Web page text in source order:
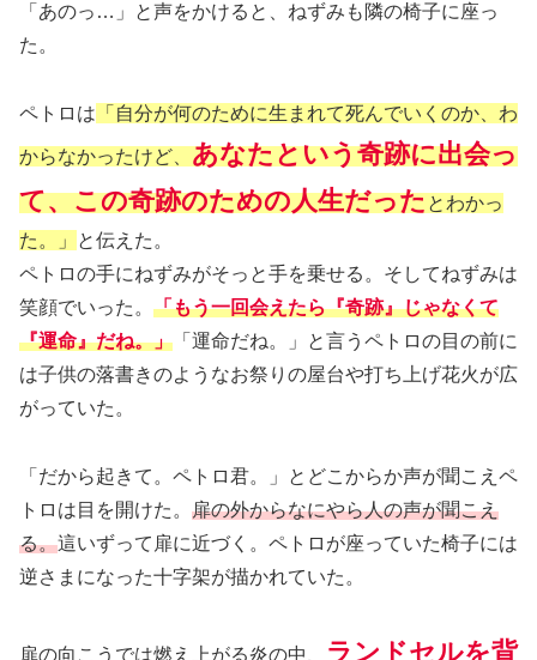
「あのっ…」と声をかけると、ねずみも隣の椅子に座っ
た。
ペトロは 「自分が何のために生まれて死んでいくのか、わ
からなかったけど、 あなたという奇跡に出会っ
て、この奇跡のための人生だったとわかっ
た。」
と伝えた。
ペトロの手にねずみがそっと手を乗せる。そしてねずみは
笑顔でいった。 「もう一回会えたら『奇跡』じゃなくて
『運命』だね。」 「運命だね。」と言うペトロの目の前に
は子供の落書きのようなお祭りの屋台や打ち上げ花火が広
がっていた。
「だから起きて。ペトロ君。」とどこからか声が聞こえペ
トロは目を開けた。 扉の外からなにやら人の声が聞こえ
る。這いずって扉に近づく。ペトロが座っていた椅子には
逆さまになった十字架が描かれていた。
扉の向こうでは燃え上がる炎の中、
ランドセルを背